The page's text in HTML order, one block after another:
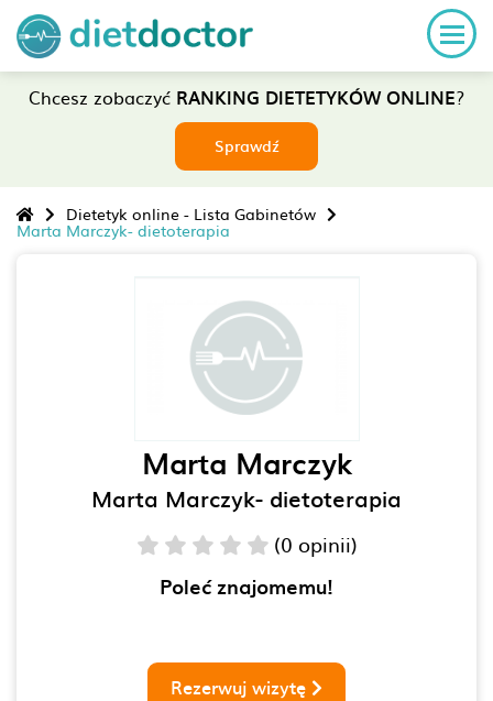
Chcesz zobaczyć RANKING DIETETYKÓW ONLINE?
Sprawdź
Dietetyk online - Lista Gabinetów
Marta Marczyk- dietoterapia
Marta Marczyk
Marta Marczyk- dietoterapia
(0 opinii)
Poleć znajomemu!
Rezerwuj wizytę